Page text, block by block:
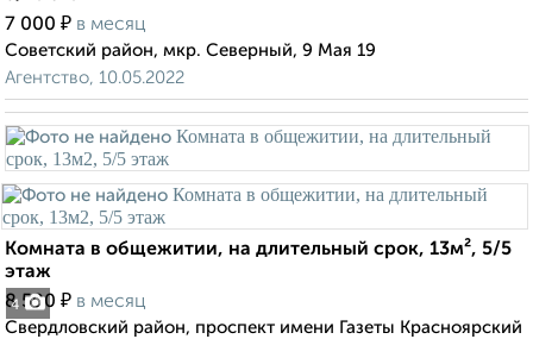
7 000 ₽ в месяц
Советский район, мкр. Северный, 9 Мая 19
Агентство, 10.05.2022
4
Комната в общежитии, на длительный срок, 13м², 5/5
этаж
8 500 ₽ в месяц
Свердловский район, проспект имени Газеты Красноярский